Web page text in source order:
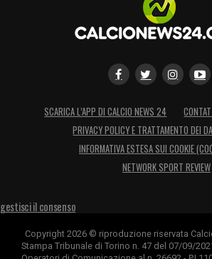
SCARICA L’APP DI CALCIO NEWS 24
PRIVACY POLICY E TRATTAMENTO DEI
INFORMATIVA ESTESA SUI COOKIE
NETWORK SPORT REVIEW
gestisci il consenso
Copyright 2026 © riproduzione riservata
Stampa Tribunale di Torino n. 47 del 07/09/